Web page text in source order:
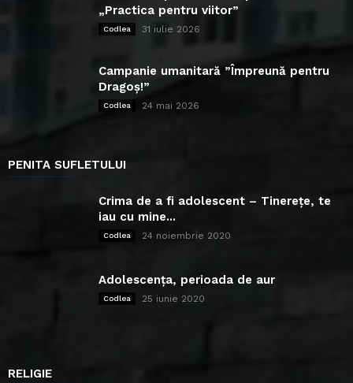
„Practica pentru viitor”
Codlea 31 iulie 2026
Campanie umanitară ”Împreună pentru
Dragoș!”
Codlea 24 mai 2026
PENITA SUFLETULUI
Crima de a fi adolescent – Tinerețe, te
iau cu mine...
Codlea 24 noiembrie 2020
Adolescența, perioada de aur
Codlea 25 iunie 2020
RELIGIE